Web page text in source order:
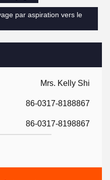
Mrs. Kelly Shi
86-0317-8188867
86-0317-8198867
par aspiration vers le